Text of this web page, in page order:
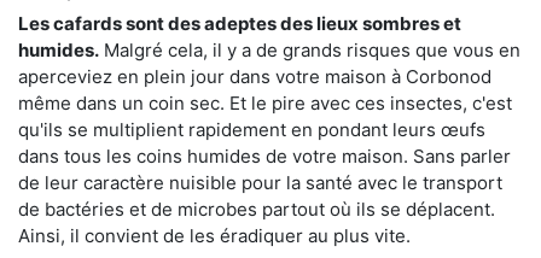
Les cafards sont des adeptes des lieux sombres et
humides. Malgré cela, il y a de grands risques que vous en
aperceviez en plein jour dans votre maison à Corbonod
même dans un coin sec. Et le pire avec ces insectes, c'est
qu'ils se multiplient rapidement en pondant leurs œufs
dans tous les coins humides de votre maison. Sans parler
de leur caractère nuisible pour la santé avec le transport
de bactéries et de microbes partout où ils se déplacent.
Ainsi, il convient de les éradiquer au plus vite.